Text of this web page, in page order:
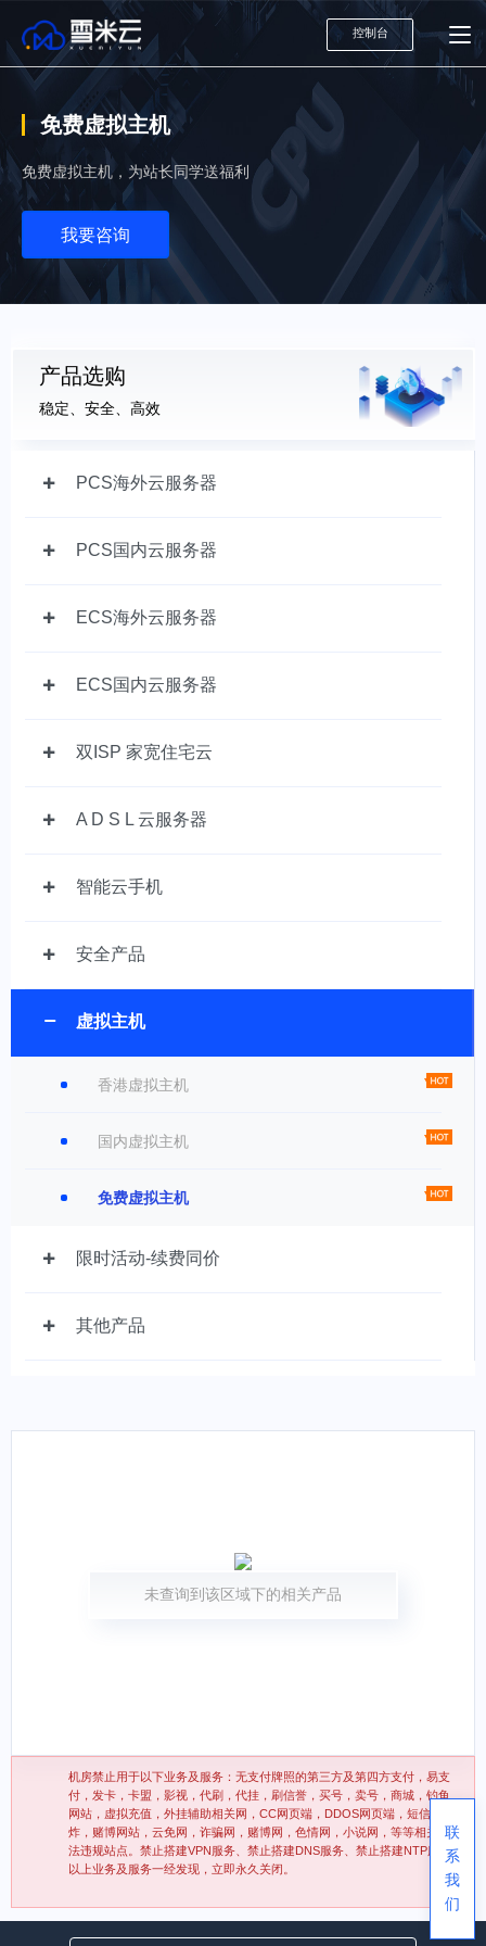
控制台
免费虚拟主机
免费虚拟主机，为站长同学送福利
我要咨询
产品选购
稳定、安全、高效
PCS海外云服务器
PCS国内云服务器
ECS海外云服务器
ECS国内云服务器
双ISP 家宽住宅云
A D S L 云服务器
智能云手机
安全产品
虚拟主机
香港虚拟主机
国内虚拟主机
免费虚拟主机
限时活动-续费同价
其他产品
未查询到该区域下的相关产品
机房禁止用于以下业务及服务：无支付牌照的第三方及第四方支付，易支
付，发卡，卡盟，影视，代刷，代挂，刷信誉，买号，卖号，商城，钓鱼
网站，虚拟充值，外挂辅助相关网，CC网页端，DDOS网页端，短信轰
炸，赌博网站，云免网，诈骗网，赌博网，色情网，小说网，等等相关违
法违规站点。禁止搭建VPN服务、禁止搭建DNS服务、禁止搭建NTP服务
以上业务及服务一经发现，立即永久关闭。
联
系
我
们